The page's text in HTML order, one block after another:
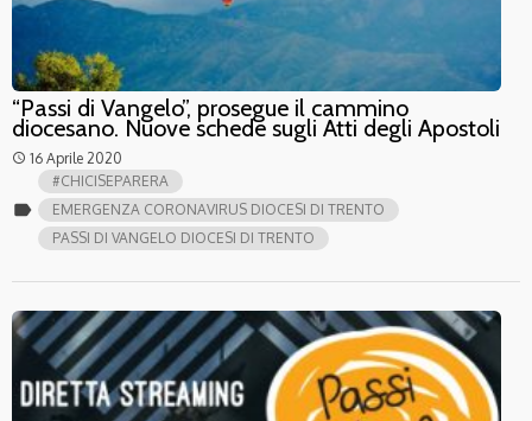
“Passi di Vangelo”, prosegue il cammino
diocesano. Nuove schede sugli Atti degli Apostoli
access_time 16 Aprile 2020
label
#CHICISEPARERA
EMERGENZA CORONAVIRUS DIOCESI DI TRENTO
PASSI DI VANGELO DIOCESI DI TRENTO